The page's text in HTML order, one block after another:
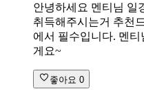
안녕하세요 멘티님 일
취득해주시는거 추천
에서 필수입니다. 멘
게요~
좋아요 0